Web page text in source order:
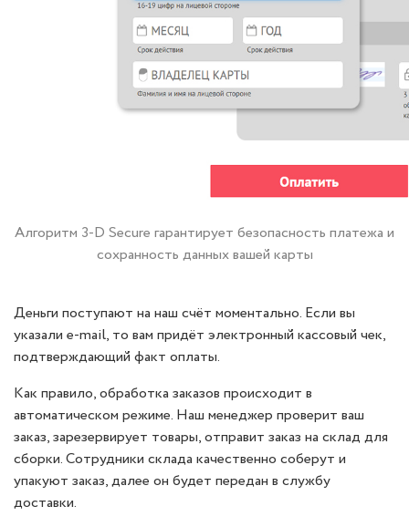
Алгоритм 3-D Secure гарантирует безопасность платежа и
сохранность данных вашей карты
Деньги поступают на наш счёт моментально. Если вы
указали e-mail, то вам придёт электронный кассовый чек,
подтверждающий факт оплаты.
Как правило, обработка заказов происходит в
автоматическом режиме. Наш менеджер проверит ваш
заказ, зарезервирует товары, отправит заказ на склад для
сборки. Сотрудники склада качественно соберут и
упакуют заказ, далее он будет передан в службу
доставки.